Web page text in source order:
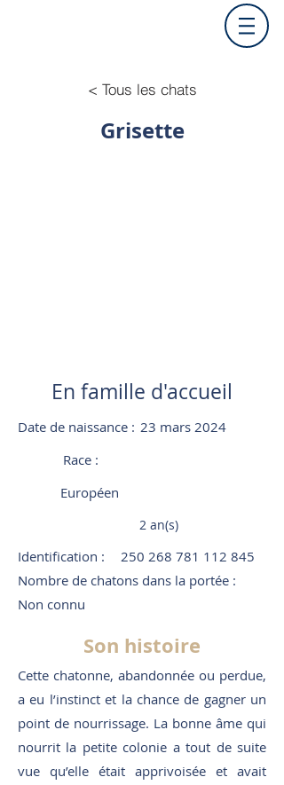
< Tous les chats
Grisette
En famille d'accueil
Date de naissance :23 mars 2024
Race :
Européen
2 an(s)
Identification :
250 268 781 112 845
Nombre de chatons dans la portée :
Non connu
Son histoire
Cette chatonne, abandonnée ou perdue,
a eu l’instinct et la chance de gagner un
point de nourrissage. La bonne âme qui
nourrit la petite colonie a tout de suite
vue qu’elle était apprivoisée et avait